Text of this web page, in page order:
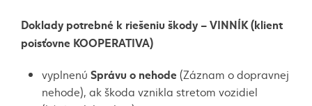
Doklady potrebné k riešeniu škody – VINNÍK (klient
poisťovne KOOPERATIVA)
vyplnenú Správu o nehode (Záznam o dopravnej
nehode), ak škoda vznikla stretom vozidiel